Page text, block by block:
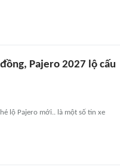
Pajero 2027 lộ cấu
lộ Pajero mới.. là một số tin xe